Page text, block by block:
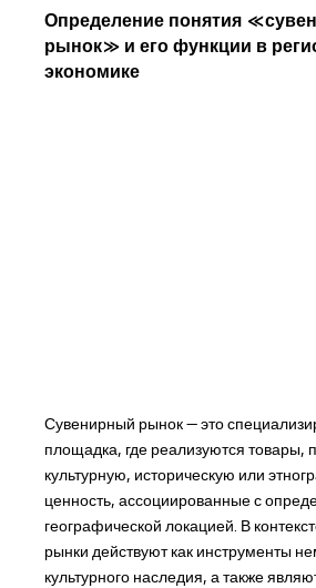
Определение понятия
рынок» и его функции в
экономике
Сувенирный рынок — это
площадка, где реализуются товары,
культурную, историческую или
ценность, ассоциированные с
географической локацией. В
рынки действуют как инструменты
культурного наследия, а также